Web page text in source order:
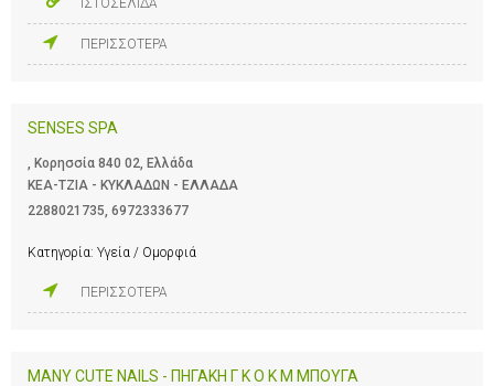
ΙΣΤΟΣΕΛΙΔΑ
ΠΕΡΙΣΣΟΤΕΡΑ
SENSES SPA
, Κορησσία 840 02, Ελλάδα
ΚΕΑ-ΤΖΙΑ - ΚΥΚΛΑΔΩΝ - ΕΛΛΑΔΑ
2288021735 6972333677
Κατηγορία: Υγεία / Ομορφιά
ΠΕΡΙΣΣΟΤΕΡΑ
MANY CUTE NAILS - ΠΗΓΑΚΗ Γ Κ Ο Κ Μ ΜΠΟΥΓΑ